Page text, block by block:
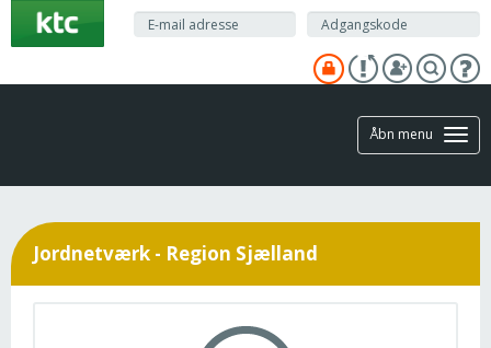
hovedindhold
Åbn menu
Jordnetværk - Region Sjælland